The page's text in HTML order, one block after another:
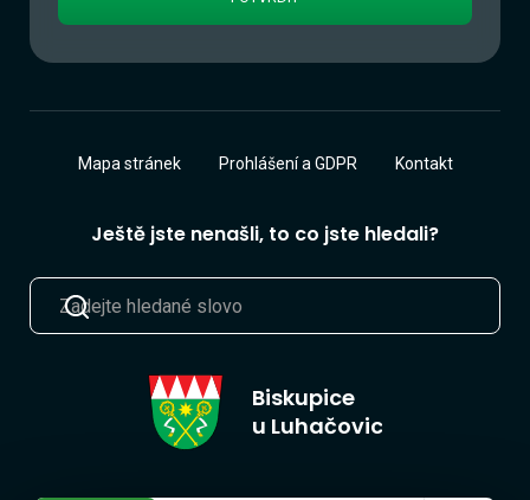
Biskupice
u Luhačovic
Ještě jste nenašli, to co jste hledali?
Mapa stránek Prohlášení a GDPR Kontakt